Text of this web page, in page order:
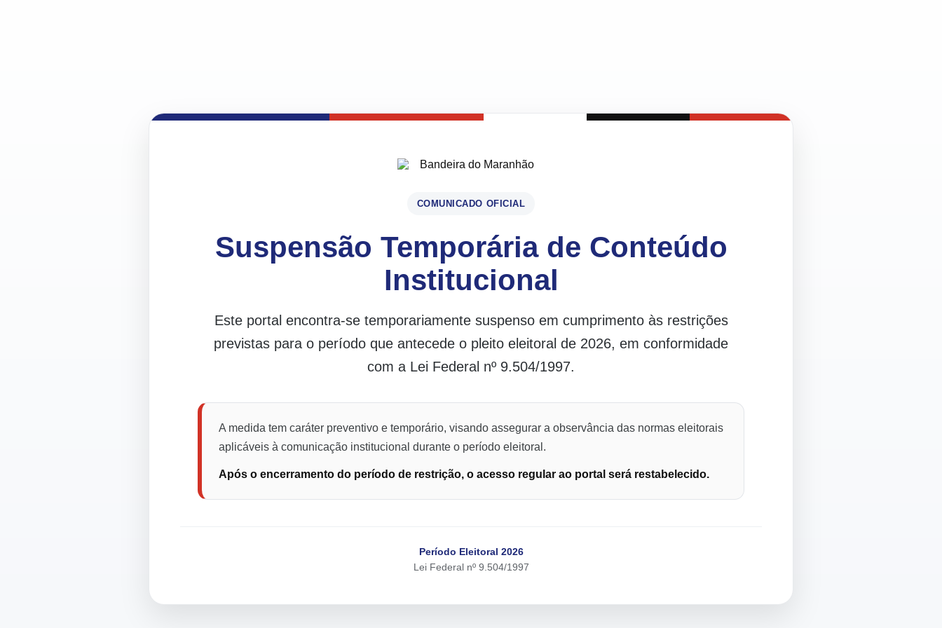
COMUNICADO OFICIAL
Suspensão Temporária de Conteúdo
Institucional
Este portal encontra-se temporariamente suspenso em cumprimento às restrições
previstas para o período que antecede o pleito eleitoral de 2026, em conformidade
com a Lei Federal nº 9.504/1997.
A medida tem caráter preventivo e temporário, visando assegurar a observância das normas eleitorais
aplicáveis à comunicação institucional durante o período eleitoral.
Após o encerramento do período de restrição, o acesso regular ao portal será restabelecido.
Período Eleitoral 2026
Lei Federal nº 9.504/1997